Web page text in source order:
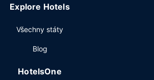
hotelu hlad, navštivte restauraci Grata,
a využít pokojovou službu. Chcete-li
Hotel podává denně od 6:30 do
Explore Hotels
Všechny státy
Blog
HotelsOne